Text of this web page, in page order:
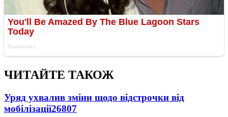
ЧИТАЙТЕ ТАКОЖ
Уряд ухвалив зміни щодо відстрочки від
мобілізації26807